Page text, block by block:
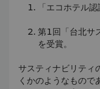
「エコホテル
第1回「台北サ
を受賞。
サスティナビリティ
くかのようなもので